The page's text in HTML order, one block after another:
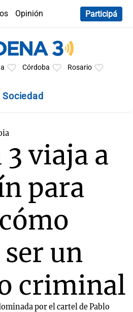
Opinión
Participá
Córdoba Rosario
Sociedad
3 viaja a
para
un
criminal
por el cartel de Pablo